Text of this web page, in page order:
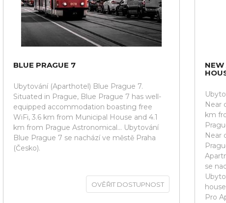
BLUE PRAGUE 7
Ubytování (Aparthotel) Blue Prague 7.
Situated in Prague, Blue Prague 7 has well-
equipped accommodation boasting free
WiFi, 3.6 km from Municipal House and 4.1
km from Prague Astronomical... Ubytování
Blue Prague 7 se nachází ve městě Praha
(Česko).
OVĚŘIT DOSTUPNOST
NEW
Near
km
Near
se
Pro